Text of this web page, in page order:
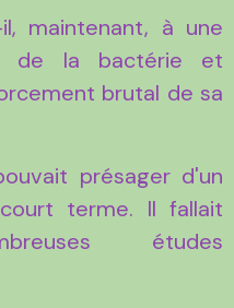
maintenant, à une
de la bactérie et
brutal de sa
présager d'un
terme. Il fallait
études